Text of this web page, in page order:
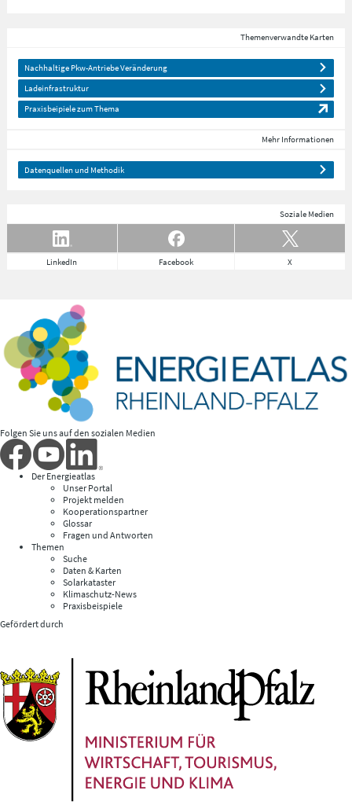
Themenverwandte Karten
Nachhaltige Pkw-Antriebe Veränderung
Ladeinfrastruktur
Praxisbeipiele zum Thema
Mehr Informationen
Datenquellen und Methodik
Soziale Medien
LinkedIn Facebook X
Folgen Sie uns auf den sozialen Medien
Der Energieatlas
Unser Portal
Projekt melden
Kooperationspartner
Glossar
Fragen und Antworten
Themen
Suche
Daten & Karten
Solarkataster
Klimaschutz-News
Praxisbeispiele
Gefördert durch